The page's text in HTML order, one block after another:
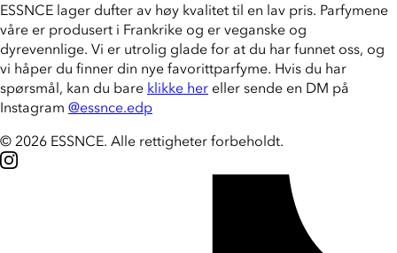
ESSNCE lager dufter av høy kvalitet til en lav pris. Parfymene
våre er produsert i Frankrike og er veganske og
dyrevennlige. Vi er utrolig glade for at du har funnet oss, og
vi håper du finner din nye favorittparfyme. Hvis du har
spørsmål, kan du bareklikke her eller sende en DM på
Instagram @essnce.edp
© 2026 ESSNCE. Alle rettigheter forbeholdt.